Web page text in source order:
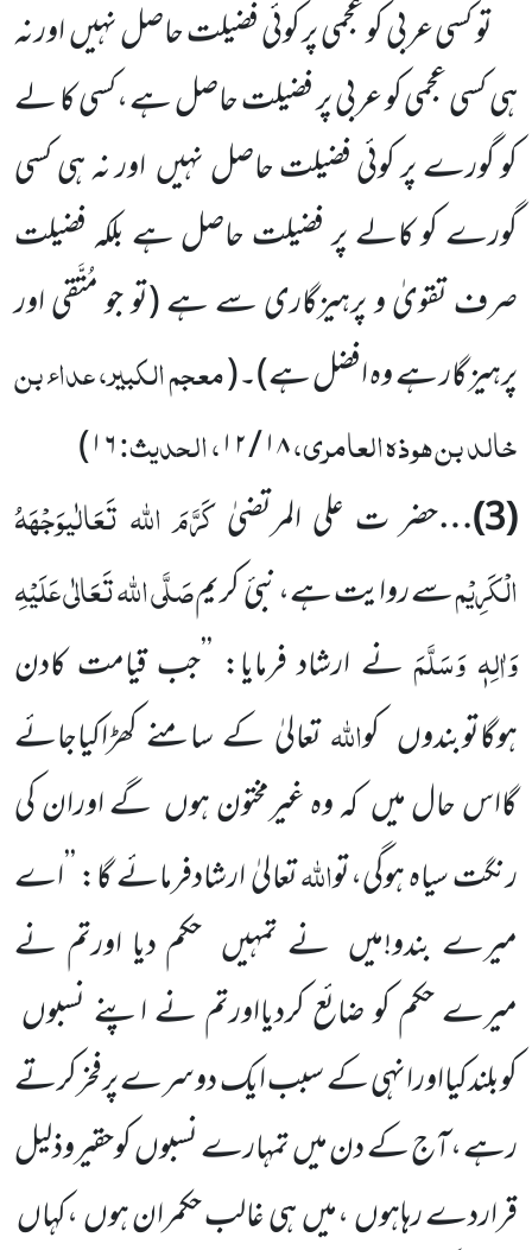
تو کسی عربی کو عجمی پر کوئی فضیلت حاصل نہیںاور نہ
ہی کسی عجمی کو عربی پر فضیلت حاصل ہے ،کسی کا لے
کو گورے پر کوئی فضیلت حاصل نہیںاور نہ ہی کسی
گورے کو کالے پر فضیلت حاصل ہے بلکہ فضیلت
صرف تقویٰ و پرہیزگاری سے ہے(تو جو مُتَّقی اور
پرہیز گار ہے وہ افضل ہے)۔(معجم الکبیر، عداء بن
خالد بن ہوذہ العامری،۱۸/۱۲، الحدیث:۱۶)
(
3
)…حضر ت علی المرتضیٰکَرَّمَ اللہ تَعَالٰیوَجْہَہُ
الْکَرِیْمسے روایت ہے، نبیٔ کریمصَلَّی اللہ تَعَالٰی عَلَیْہِ
وَاٰلِہٖ وَسَلَّمَنے ارشاد فرمایا: ’’جب قیامت کادن
ہوگاتوبندوں کواللہتعالیٰ کے سامنے کھڑاکیاجائے
گااس حال میں کہ وہ غیرمختون ہوں گےاوران کی
رنگت سیاہ ہوگی،تواللہتعالیٰ ارشادفرمائے گا: ’’اے
میرے بندو!میں نے تمہیں حکم دیا اورتم نے
میرے حکم کوضائع کردیااورتم نے اپنے نسبوں
کوبلندکیااورانہی کے سبب ایک دوسرے پرفخرکرتے
رہے ،آج کے دن میںتمہارے نسبوںکوحقیروذلیل
قراردے رہاہوں،میںہی غالب حکمران ہوں،کہاں